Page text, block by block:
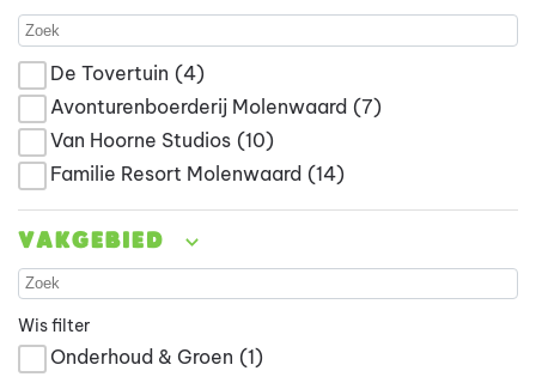
De Tovertuin (4)
Avonturenboerderij Molenwaard (7)
Van Hoorne Studios (10)
Familie Resort Molenwaard (14)
Vakgebied
Wis filter
Onderhoud & Groen (1)